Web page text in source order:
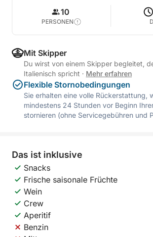
10
PERSONEN
Mit Skipper
Du wirst von einem Skipper begleitet,
Italienisch spricht · Mehr erfahren
Flexible Stornobedingungen
Sie erhalten eine volle Rückerstattung,
mindestens 24 Stunden vor Beginn
stornieren (ohne Servicegebühren und
Das ist inklusive
Snacks
Frische saisonale Früchte
Wein
Crew
Aperitif
Benzin